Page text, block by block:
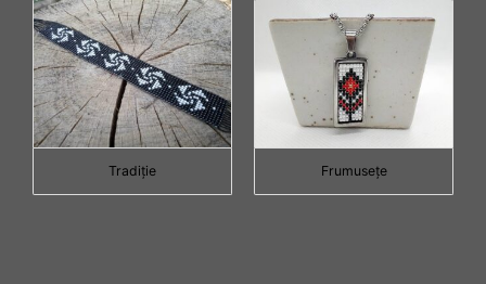
Tradiţie Frumuseţe